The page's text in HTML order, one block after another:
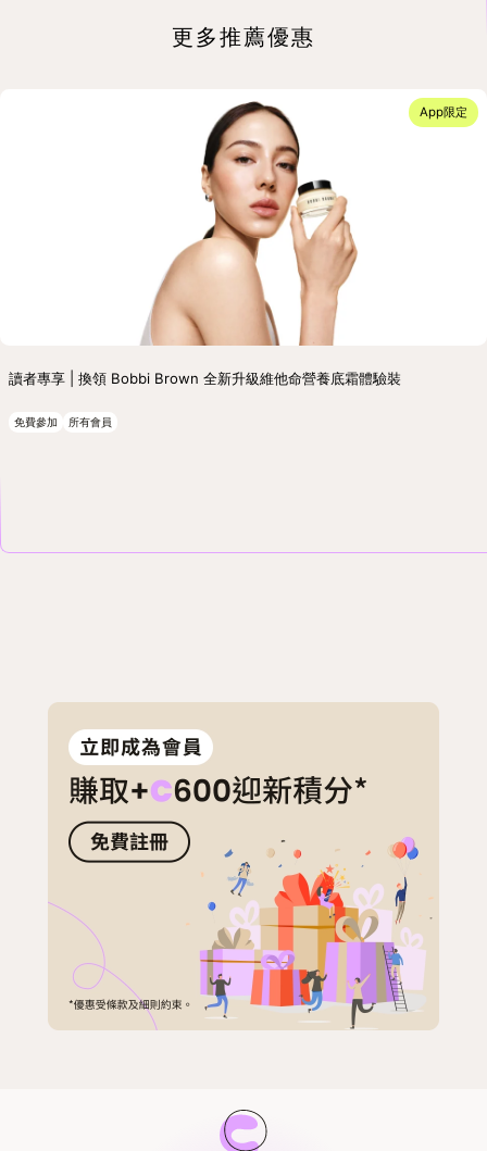
更多推薦優惠
App限定
讀者專享 | 換領 Bobbi Brown 全新升級維他命營養底霜體驗裝
免費參加 所有會員